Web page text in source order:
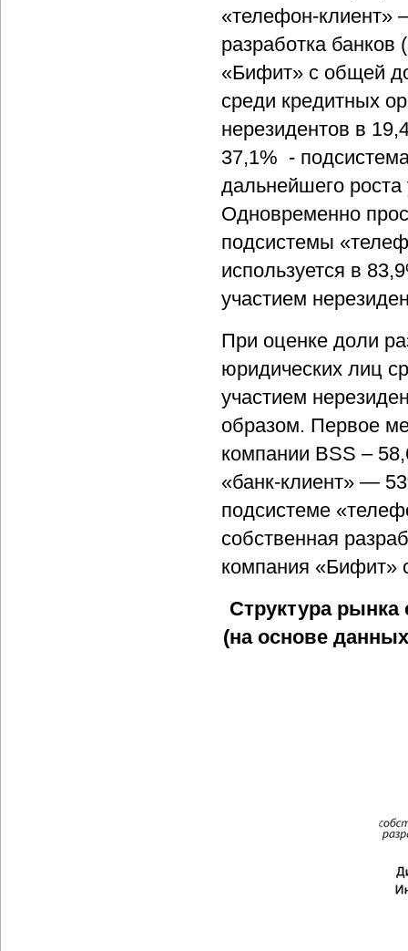
«телефон-клиент»
разработка
«Бифит» с общей
среди кредитных
нерезидентов в
37,1% -
дальнейшего
Одновременно
подсистемы
используется в
участием
При оценке доли
юридических лиц
участием
образом. Первое
компании BSS –
«банк-клиент» —
подсистеме
собственная
компания «Бифит»
Структура
(на основе